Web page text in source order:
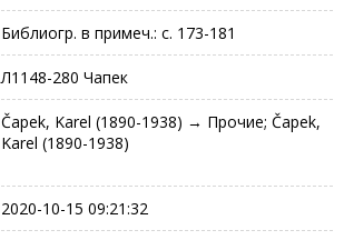
Библиогр. в примеч.: с. 173-181
Л1148-280 Чапек
Čapek, Karel (1890-1938) → Прочие; Čapek,
Karel (1890-1938)
2020-10-15 09:21:32